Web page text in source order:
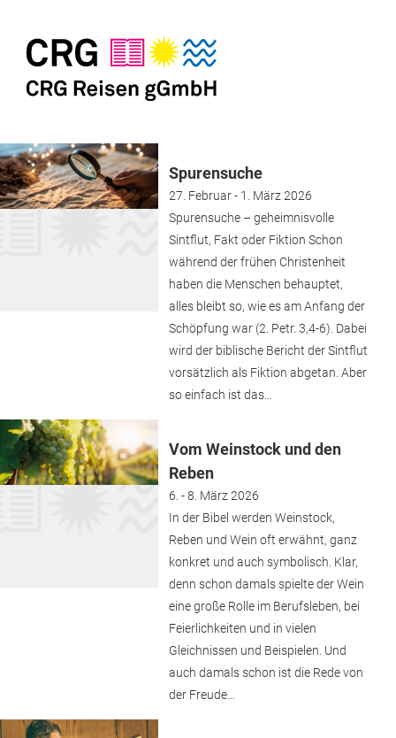
Spurensuche
27. Februar - 1. März 2026
Spurensuche – geheimnisvolle
Sintflut, Fakt oder Fiktion Schon
während der frühen Christenheit
haben die Menschen behauptet,
alles bleibt so, wie es am Anfang der
Schöpfung war (2. Petr. 3,4-6). Dabei
wird der biblische Bericht der Sintflut
vorsätzlich als Fiktion abgetan. Aber
so einfach ist das…
Vom Weinstock und den
Reben
6. - 8. März 2026
In der Bibel werden Weinstock,
Reben und Wein oft erwähnt, ganz
konkret und auch symbolisch. Klar,
denn schon damals spielte der Wein
eine große Rolle im Berufsleben, bei
Feierlichkeiten und in vielen
Gleichnissen und Beispielen. Und
auch damals schon ist die Rede von
der Freude…